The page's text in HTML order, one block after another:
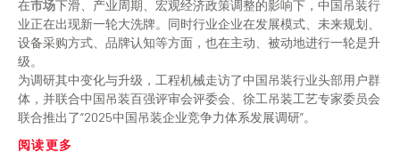
在市场下滑、产业周期、宏观经济政策调整的影响下，中国吊装行
业正在出现新一轮大洗牌。同时行业企业在发展模式、未来规划、
设备采购方式、品牌认知等方面，也在主动、被动地进行一轮是升
级。
为调研其中变化与升级，工程机械走访了中国吊装行业头部用户群
体，并联合中国吊装百强评审会评委会、徐工吊装工艺专家委员会
联合推出了“2025中国吊装企业竞争力体系发展调研”。
阅读更多